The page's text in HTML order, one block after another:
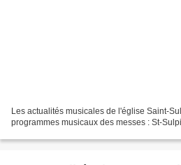
Les actualités musicales de l'église Saint-
programmes musicaux des messes : St-